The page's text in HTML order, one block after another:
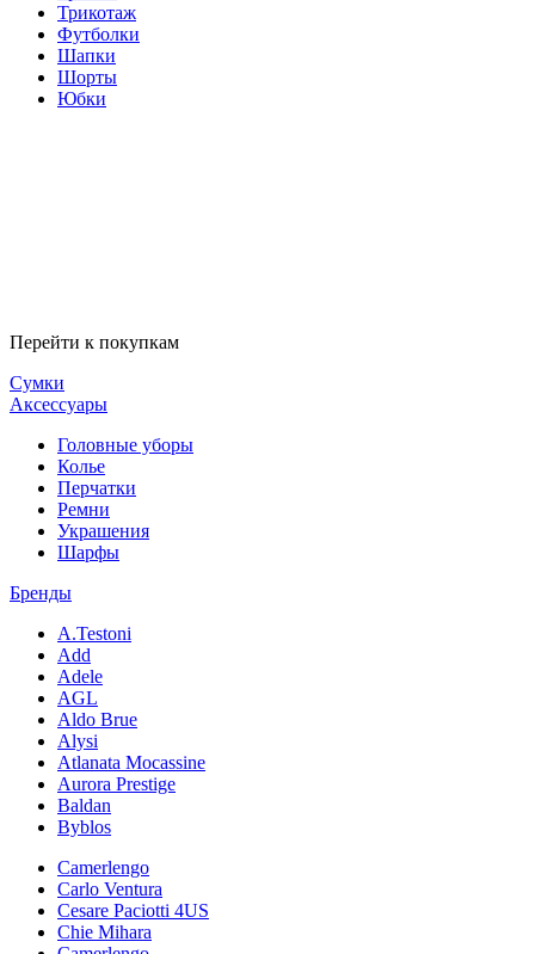
Трикотаж
Футболки
Шапки
Шорты
Юбки
Перейти к покупкам
Сумки
Аксессуары
Головные уборы
Колье
Перчатки
Ремни
Украшения
Шарфы
Бренды
A.Testoni
Add
Adele
AGL
Aldo Brue
Alysi
Atlanata Mocassine
Aurora Prestige
Baldan
Byblos
Camerlengo
Carlo Ventura
Cesare Paciotti 4US
Chie Mihara